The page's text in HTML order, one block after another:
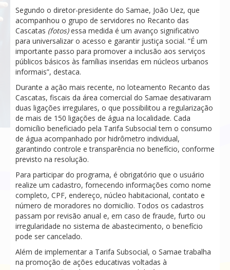
Segundo o diretor-presidente do Samae, João Uez, que
acompanhou o grupo de servidores no Recanto das
Cascatas (fotos)essa medida é um avanço significativo
para universalizar o acesso e garantir justiça social. “É um
importante passo para promover a inclusão aos serviços
públicos básicos às famílias inseridas em núcleos urbanos
informais”, destaca.
Durante a ação mais recente, no loteamento Recanto das
Cascatas, fiscais da área comercial do Samae desativaram
duas ligações irregulares, o que possibilitou a regularização
de mais de 150 ligações de água na localidade. Cada
domicílio beneficiado pela Tarifa Subsocial tem o consumo
de água acompanhado por hidrômetro individual,
garantindo controle e transparência no benefício, conforme
previsto na resolução.
Para participar do programa, é obrigatório que o usuário
realize um cadastro, fornecendo informações como nome
completo, CPF, endereço, núcleo habitacional, contato e
número de moradores no domicílio. Todos os cadastros
passam por revisão anual e, em caso de fraude, furto ou
irregularidade no sistema de abastecimento, o benefício
pode ser cancelado.
Além de implementar a Tarifa Subsocial, o Samae trabalha
na promoção de ações educativas voltadas à